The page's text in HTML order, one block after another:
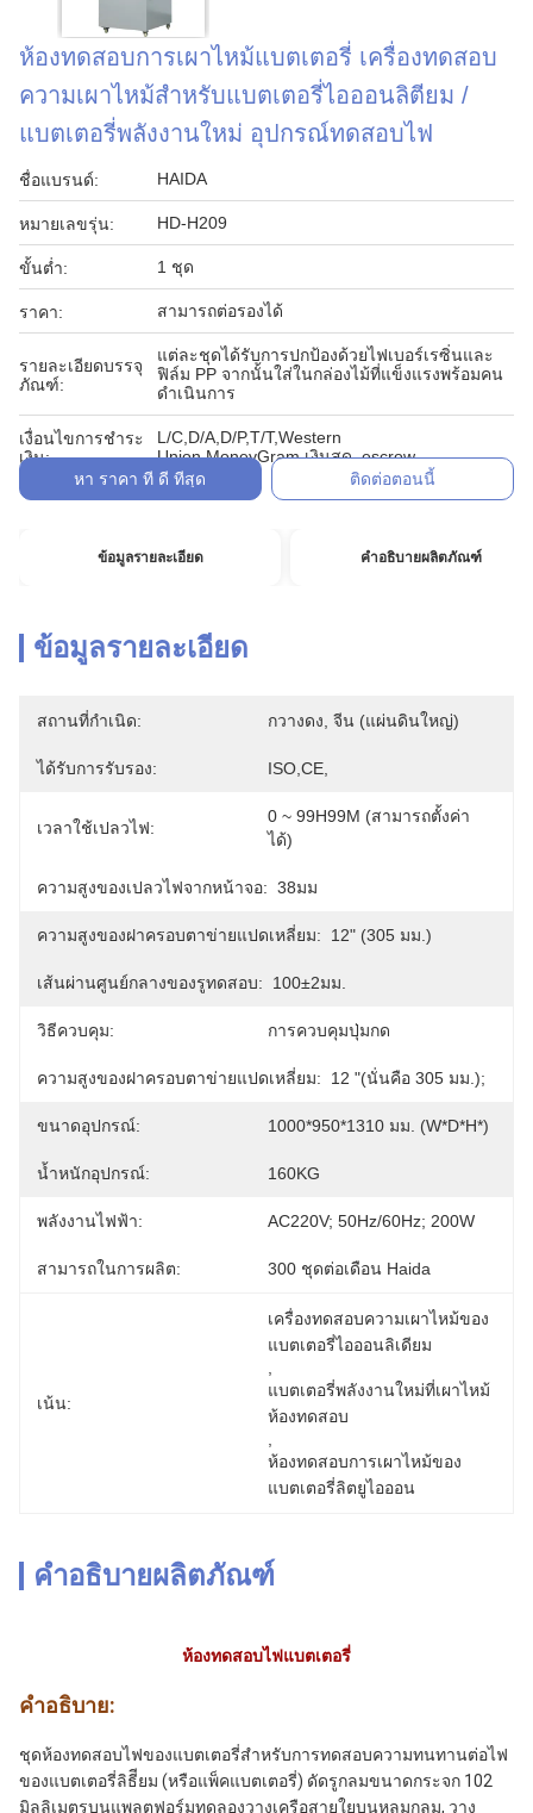
ห้องทดสอบการเผาไหม้แบตเตอรี่ เครื่องทดสอบ
ความเผาไหม้สําหรับแบตเตอรี่ไอออนลิตียม /
แบตเตอรี่พลังงานใหม่ อุปกรณ์ทดสอบไฟ
ชื่อแบรนด์: HAIDA
หมายเลขรุ่น: HD-H209
ขั้นต่ำ: 1 ชุด
ราคา: สามารถต่อรองได้
รายละเอียดบรรจุ
ภัณฑ์:
แต่ละชุดได้รับการปกป้องด้วยไฟเบอร์เรซิ่นและ
ฟิล์ม PP จากนั้นใส่ในกล่องไม้ที่แข็งแรงพร้อมคน
ดำเนินการ
เงื่อนไขการชำระ
เงิน:
L/C,D/A,D/P,T/T,Western
Union,MoneyGram,เงินสด, escrow
หา ราคา ที่ ดี ที่สุด
ติดต่อตอนนี้
ข้อมูลรายละเอียด คำอธิบายผลิตภัณฑ์
ข้อมูลรายละเอียด
สถานที่กำเนิด: กวางดง, จีน (แผ่นดินใหญ่)
ได้รับการรับรอง: ISO,CE,
เวลาใช้เปลวไฟ:
0 ~ 99H99M (สามารถตั้งค่า
ได้)
ความสูงของเปลวไฟจากหน้าจอ: 38มม
ความสูงของฝาครอบตาข่ายแปดเหลี่ยม: 12" (305 มม.)
เส้นผ่านศูนย์กลางของรูทดสอบ: 100±2มม.
วิธีควบคุม: การควบคุมปุ่มกด
ความสูงของฝาครอบตาข่ายแปดเหลี่ยม: 12 "(นั่นคือ 305 มม.);
ขนาดอุปกรณ์: 1000*950*1310 มม. (w*d*h*)
น้ำหนักอุปกรณ์: 160KG
พลังงานไฟฟ้า: AC220V; 50Hz/60Hz; 200W
สามารถในการผลิต: 300 ชุดต่อเดือน Haida
เน้น:
เครื่องทดสอบความเผาไหม้ของ
แบตเตอรี่ไอออนลิเดียม
แบตเตอรี่พลังงานใหม่ที่เผาไหม้
ห้องทดสอบ
ห้องทดสอบการเผาไหม้ของ
แบตเตอรี่ลิตยูไอออน
คำอธิบายผลิตภัณฑ์
ห้องทดสอบไฟแบตเตอรี่
คําอธิบาย:
ชุดห้องทดสอบไฟของแบตเตอรี่สําหรับการทดสอบความทนทานต่อไฟ
ของแบตเตอรี่ลิธีียม (หรือแพ็คแบตเตอรี่) ดัดรูกลมขนาดกระจก 102
มิลลิเมตรบนแพลตฟอร์มทดลองวางเครือสายใยบนหลุมกลม, วาง